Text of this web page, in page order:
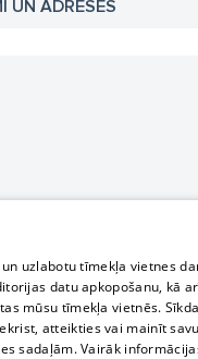
UN ADRESES
uzlabotu tīmekļa vietnes
datu apkopošanu, kā
mūsu tīmekļa vietnēs.
atteikties vai mainīt
sadaļām. Vairāk